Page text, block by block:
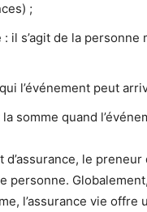
;
il s’agit de la
l’événement peut
somme quand
le
personne.
l’assurance vie offre